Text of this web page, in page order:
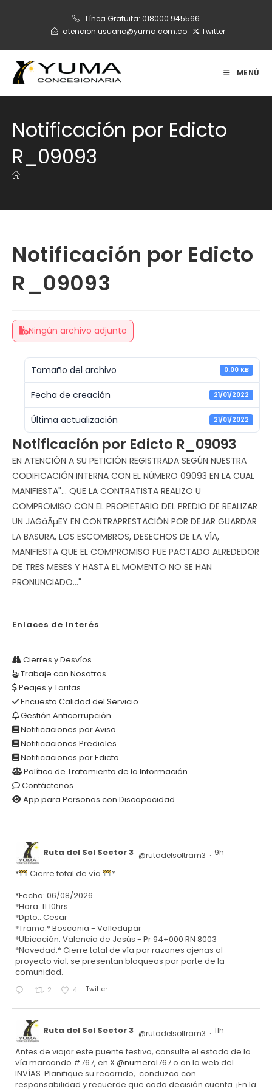
Línea Gratuita: 018000 945566
atencion.usuario@yuma.com.co
Twitter
MENÚ
Notificación por Edicto
R_09093
Notificación por Edicto
R_09093
Ningún archivo adjunto
Tamaño del archivo 0.00 KB
Fecha de creación 21/01/2022
Última actualización 21/01/2022
Notificación por Edicto R_09093
EN ATENCIÓN A SU PETICIÓN REGISTRADA SEGÚN NUESTRA
CODIFICACIÓN INTERNA CON EL NÚMERO 09093 EN LA CUAL
MANIFIESTA"... QUE LA CONTRATISTA REALIZO U
COMPROMISO CON EL PROPIETARIO DEL PREDIO DE REALIZAR
UN JAGâÃµEY EN CONTRAPRESTACIÓN POR DEJAR GUARDAR
LA BASURA, LOS ESCOMBROS, DESECHOS DE LA VÍA,
MANIFIESTA QUE EL COMPROMISO FUE PACTADO ALREDEDOR
DE TRES MESES Y HASTA EL MOMENTO NO SE HAN
PRONUNCIADO..."
Enlaces de Interés
Cierres y Desvíos
Trabaje con Nosotros
Peajes y Tarifas
Encuesta Calidad del Servicio
Gestión Anticorrupción
Notificaciones por Aviso
Notificaciones Prediales
Notificaciones por Edicto
Política de Tratamiento de la Información
Contáctenos
App para Personas con Discapacidad
Ruta del Sol Sector 3 @rutadelsoltram3 · 9h
* Cierre total de vía
*
*Fecha: 06/08/2026.
*Hora: 11:10hrs
*Dpto.: Cesar
*Tramo:* Bosconia - Valledupar
*Ubicación: Valencia de Jesús - Pr 94+000 RN 8003
*Novedad:* Cierre total de vía por razones ajenas al
proyecto vial, se presentan bloqueos por parte de la
comunidad.
2 4 Twitter
Ruta del Sol Sector 3 @rutadelsoltram3 · 11h
Antes de viajar este puente festivo, consulte el estado de la
vía marcando #767, en X@numeral767o en la web del
INVÍAS. Planifique su recorrido, conduzca con
responsabilidad y recuerde que cada decisión cuenta. ¡En la